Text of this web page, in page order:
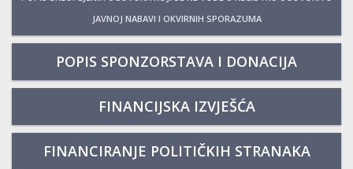
JAVNOJ NABAVI I OKVIRNIH SPORAZUMA
POPIS SPONZORSTAVA I DONACIJA
FINANCIJSKA IZVJEŠĆA
FINANCIRANJE POLITIČKIH STRANAKA